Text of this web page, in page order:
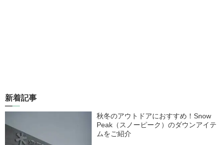
新着記事
秋冬のアウトドアにおすすめ！Snow
Peak（スノーピーク）のダウンアイテ
ムをご紹介